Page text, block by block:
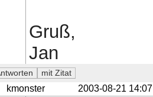
Gruß,
Jan
kmonster 2003-08-21 14:07